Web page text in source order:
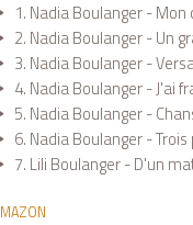
1. Nadia Boulanger - Mon
2. Nadia Boulanger - Un
3. Nadia Boulanger -
4. Nadia Boulanger - J'ai
5. Nadia Boulanger -
6. Nadia Boulanger - Trois
7. Lili Boulanger - D'un